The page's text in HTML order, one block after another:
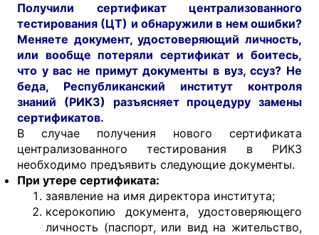
Получили сертификат централизованного
тестирования (ЦТ) и обнаружили в нем ошибки?
Меняете документ, удостоверяющий личность,
или вообще потеряли сертификат и боитесь,
что у вас не примут документы в вуз, ссуз? Не
беда, Республиканский институт контроля
знаний (РИКЗ) разъясняет процедуру замены
сертификатов.
В случае получения нового сертификата
централизованного тестирования в РИКЗ
необходимо предъявить следующие документы.
При утере сертификата:
заявление на имя директора института;
ксерокопию документа, удостоверяющего
личность (паспорт, или вид на жительство,